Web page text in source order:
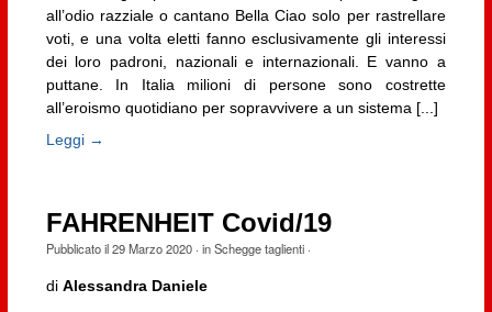
all’odio razziale o cantano Bella Ciao solo per rastrellare
voti, e una volta eletti fanno esclusivamente gli interessi
dei loro padroni, nazionali e internazionali. E vanno a
puttane. In Italia milioni di persone sono costrette
all’eroismo quotidiano per sopravvivere a un sistema [...]
Leggi →
FAHRENHEIT Covid/19
Pubblicato il29 Marzo 2020· inSchegge taglienti·
di Alessandra Daniele